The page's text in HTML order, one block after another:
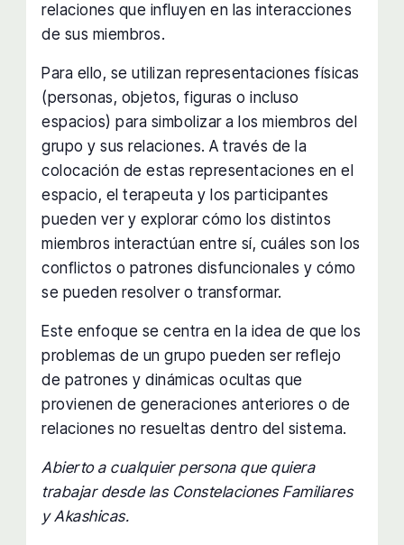
relaciones que influyen en las interacciones
de sus miembros.
Para ello, se utilizan representaciones físicas
(personas, objetos, figuras o incluso
espacios) para simbolizar a los miembros del
grupo y sus relaciones. A través de la
colocación de estas representaciones en el
espacio, el terapeuta y los participantes
pueden ver y explorar cómo los distintos
miembros interactúan entre sí, cuáles son los
conflictos o patrones disfuncionales y cómo
se pueden resolver o transformar.
Este enfoque se centra en la idea de que los
problemas de un grupo pueden ser reflejo
de patrones y dinámicas ocultas que
provienen de generaciones anteriores o de
relaciones no resueltas dentro del sistema.
Abierto a cualquier persona que quiera
trabajar desde las Constelaciones Familiares
y Akashicas.